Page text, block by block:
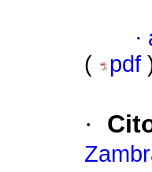
·
(
pdf
·